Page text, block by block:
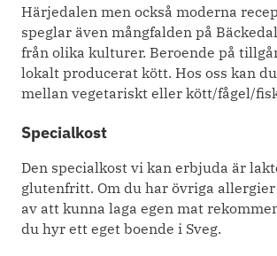
Härjedalen men också moderna
speglar även mångfalden på
från olika kulturer. Beroende på
lokalt producerat kött. Hos oss kan
mellan vegetariskt eller kött/fågel/
Specialkost
Den specialkost vi kan erbjuda är
glutenfritt. Om du har övriga
av att kunna laga egen mat
du hyr ett eget boende i Sveg.